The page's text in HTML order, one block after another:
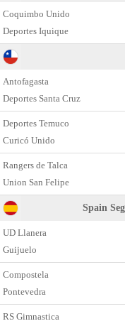
Coquimbo Unido
Deportes Iquique
Antofagasta
Deportes Santa Cruz
Deportes Temuco
Curicó Unido
Rangers de Talca
Union San Felipe
Spain
UD Llanera
Guijuelo
Compostela
Pontevedra
RS Gimnastica